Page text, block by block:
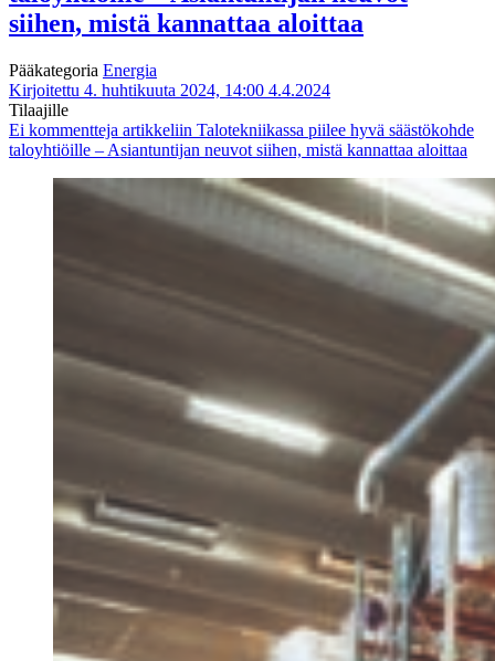
siihen, mistä kannattaa aloittaa
Pääkategoria Energia
Kirjoitettu 4. huhtikuuta 2024, 14:00 4.4.2024
Tilaajille
Ei kommentteja artikkeliin Talotekniikassa piilee hyvä säästökohde
taloyhtiöille – Asiantuntijan neuvot siihen, mistä kannattaa aloittaa